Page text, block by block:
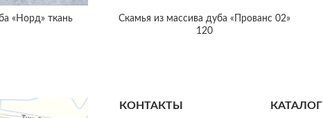
«Норд» ткань
Скамья из массива дуба «Прованс 02»
120
КОНТАКТЫ КАТАЛОГ